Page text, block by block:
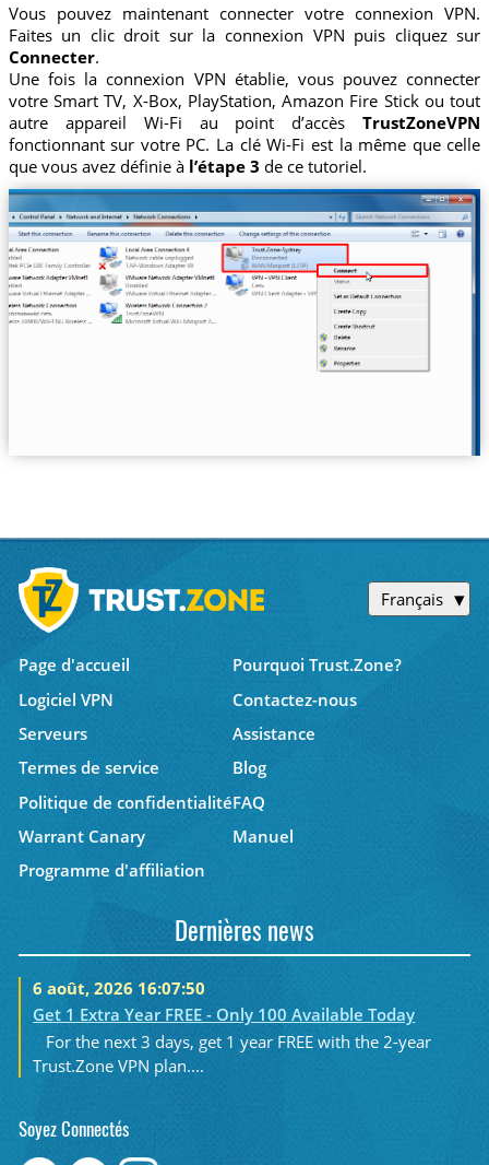
Vous pouvez maintenant connecter votre connexion VPN.
Faites un clic droit sur la connexion VPN puis cliquez sur
Connecter.
Une fois la connexion VPN établie, vous pouvez connecter
votre Smart TV, X-Box, PlayStation, Amazon Fire Stick ou tout
autre appareil Wi-Fi au point d’accèsTrustZoneVPN
fonctionnant sur votre PC. La clé Wi-Fi est la même que celle
que vous avez définie à l’étape 3 de ce tutoriel.
Français
Page d'accueil
Pourquoi Trust.Zone?
Logiciel VPN
Contactez-nous
Serveurs
Assistance
Termes de service
Blog
Politique de confidentialitéFAQ
Warrant Canary
Manuel
Programme d'affiliation
Dernières news
6 août, 2026 16:07:50
Get 1 Extra Year FREE - Only 100 Available Today
For the next 3 days, get 1 year FREE with the 2-year
Trust.Zone VPN plan....
Soyez Connectés